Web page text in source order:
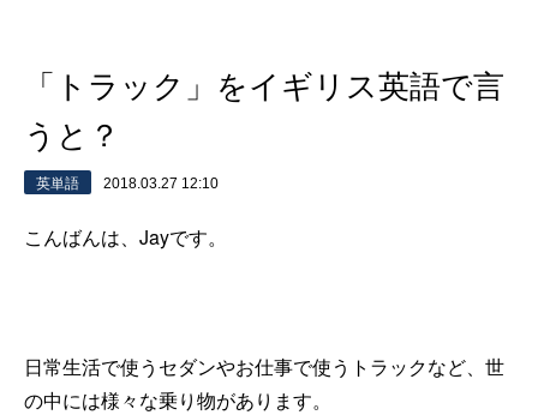
「トラック」をイギリス英語で言
うと？
英単語 2018.03.27 12:10
こんばんは、Jayです。
日常生活で使うセダンやお仕事で使うトラックなど、世
の中には様々な乗り物があります。